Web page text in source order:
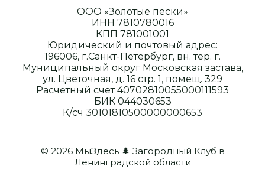
ООО «Золотые пески»
ИНН 7810780016
КПП 781001001
Юридический и почтовый адрес:
196006, г.Санкт-Петербург, вн. тер. г.
Муниципальный округ Московская застава,
ул. Цветочная, д. 16 стр. 1, помещ. 329
Расчетный счет 40702810055000111593
БИК 044030653
К/сч 30101810500000000653
© 2026 МыЗдесь 🌲 Загородный Клуб в
Ленинградской области